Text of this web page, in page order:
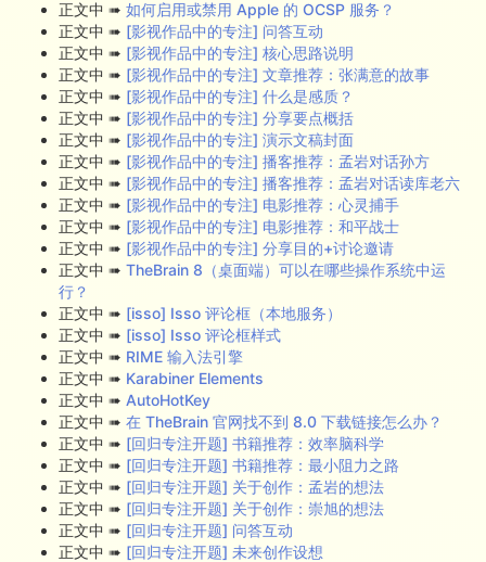
正文中 ➠ 如何启用或禁用 Apple 的 OCSP 服务？
正文中 ➠ [影视作品中的专注] 问答互动
正文中 ➠ [影视作品中的专注] 核心思路说明
正文中 ➠ [影视作品中的专注] 文章推荐：张满意的故事
正文中 ➠ [影视作品中的专注] 什么是感质？
正文中 ➠ [影视作品中的专注] 分享要点概括
正文中 ➠ [影视作品中的专注] 演示文稿封面
正文中 ➠ [影视作品中的专注] 播客推荐：孟岩对话孙方
正文中 ➠ [影视作品中的专注] 播客推荐：孟岩对话读库老六
正文中 ➠ [影视作品中的专注] 电影推荐：心灵捕手
正文中 ➠ [影视作品中的专注] 电影推荐：和平战士
正文中 ➠ [影视作品中的专注] 分享目的+讨论邀请
正文中 ➠ TheBrain 8（桌面端）可以在哪些操作系统中运
行？
正文中 ➠ [isso] Isso 评论框（本地服务）
正文中 ➠ [isso] Isso 评论框样式
正文中 ➠ RIME 输入法引擎
正文中 ➠ Karabiner Elements
正文中 ➠ AutoHotKey
正文中 ➠ 在 TheBrain 官网找不到 8.0 下载链接怎么办？
正文中 ➠ [回归专注开题] 书籍推荐：效率脑科学
正文中 ➠ [回归专注开题] 书籍推荐：最小阻力之路
正文中 ➠ [回归专注开题] 关于创作：孟岩的想法
正文中 ➠ [回归专注开题] 关于创作：崇旭的想法
正文中 ➠ [回归专注开题] 问答互动
正文中 ➠ [回归专注开题] 未来创作设想